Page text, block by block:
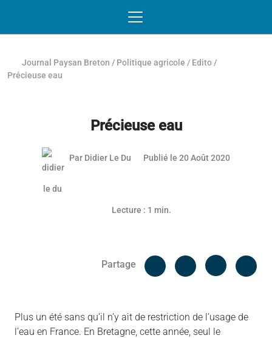
Journal Paysan Breton / Politique agricole / Edito /
Précieuse eau
Précieuse eau
Par Didier Le Du Publié le 20 Août 2020
Lecture : 1 min.
Partage
Facebook
Plus un été sans qu’il n’y ait de restriction de l’usage de
l’eau en France. En Bretagne, cette année, seul le